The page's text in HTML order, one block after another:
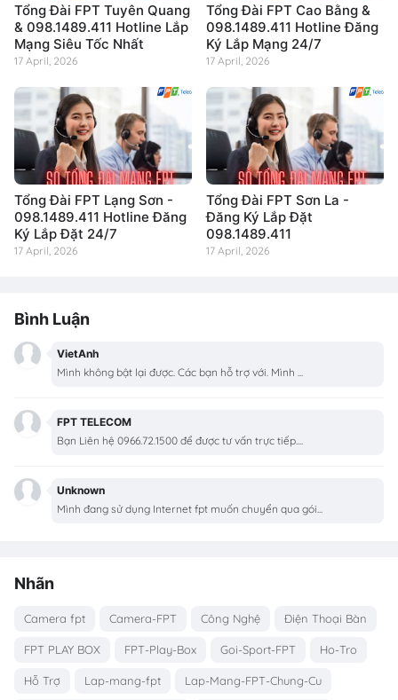
Tổng Đài FPT Tuyên Quang
& 098.1489.411 Hotline Lắp
Mạng Siêu Tốc Nhất
17 April, 2026
Tổng Đài FPT Cao Bằng &
098.1489.411 Hotline Đăng
Ký Lắp Mạng 24/7
17 April, 2026
Tổng Đài FPT Lạng Sơn -
098.1489.411 Hotline Đăng
Ký Lắp Đặt 24/7
17 April, 2026
Tổng Đài FPT Sơn La -
Đăng Ký Lắp Đặt
098.1489.411
17 April, 2026
Bình Luận
VietAnh
Mình không bật lại được. Các bạn hỗ trợ với. Mình ...
FPT TELECOM
Bạn Liên hệ 0966.72.1500 để được tư vấn trực tiếp....
Unknown
Mình đang sử dụng Internet fpt muốn chuyển qua gói...
Nhãn
Camera fpt Camera-FPT Công Nghệ Điện Thoại Bàn
FPT PLAY BOX FPT-Play-Box Goi-Sport-FPT Ho-Tro
Hỗ Trợ Lap-mang-fpt Lap-Mang-FPT-Chung-Cu